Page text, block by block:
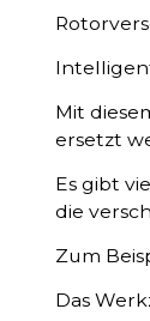
Mit
ersetzt
Es gibt
die
Zum
Das